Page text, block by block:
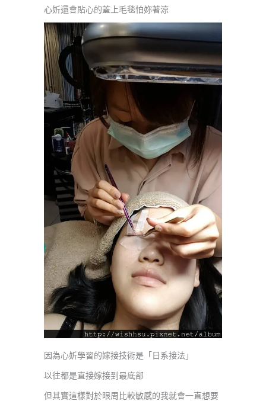
心妡還會貼心的蓋上毛毯怕妳著涼
因為心妡學習的嫁接技術是「日系接法」
以往都是直接嫁接到最底部
但其實這樣對於眼周比較敏感的我就會一直想要